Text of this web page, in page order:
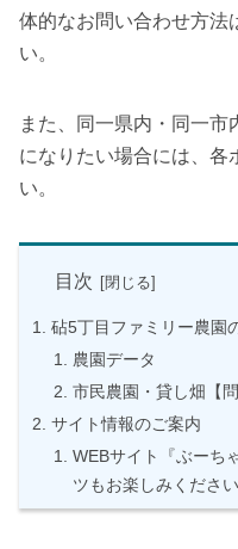
体的なお問い合わせ方法
い。
また、同一県内・同一
になりたい場合には、各
い。
目次
砧5丁目ファミリー農園
農園データ
市民農園・貸し畑【
サイト情報のご案内
WEBサイト『ぶーち
ツもお楽しみください